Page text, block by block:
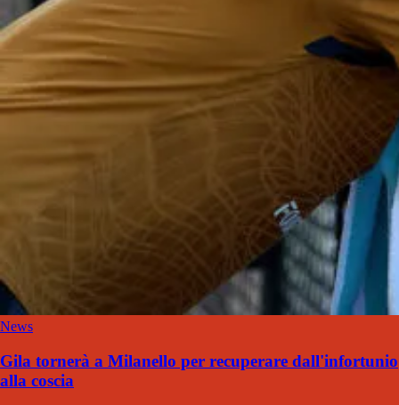
News
Gila tornerà a Milanello per recuperare dall'infortunio
alla coscia